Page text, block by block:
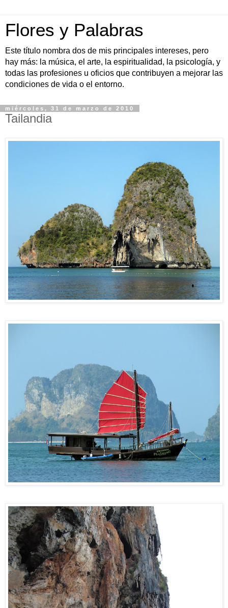
Flores y Palabras
Este título nombra dos de mis principales intereses, pero
hay más: la música, el arte, la espiritualidad, la psicología, y
todas las profesiones u oficios que contribuyen a mejorar las
condiciones de vida o el entorno.
miércoles, 31 de marzo de 2010
Tailandia